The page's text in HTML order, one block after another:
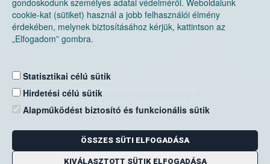
gondoskodunk személyes adatai védelméről. Weboldalunk
cookie-kat (sütiket) használ a jobb felhasználói élmény
érdekében, melynek biztosításához kérjük, kattintson az
„Elfogadom” gombra.
Statisztikai célú sütik
Hirdetési célú sütik
Alapműködést biztosító és funkcionális sütik
ÖSSZES SÜTI ELFOGADÁSA
KIVÁLASZTOTT SÜTIK ELFOGADÁSA
Nemzeti Élelmiszerlánc-biztonsági Hivatal
Levelezési cím: 1525 Budapest. Pf. 30.
E-mail:ugyfelszolgalat@nebih.gov.hu
Zöld szám: 06-80/263-244